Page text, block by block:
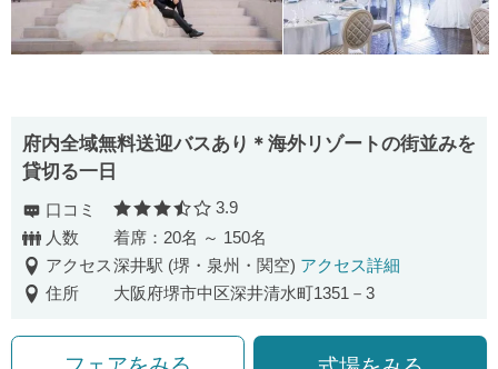
府内全域無料送迎バスあり＊海外リゾートの街並みを
貸切る一日
口コミ 口コミ評価
3.9
人数
着席：20名 ～ 150名
アクセス深井駅 (堺・泉州・関空) アクセス詳細
住所
大阪府堺市中区深井清水町1351－3